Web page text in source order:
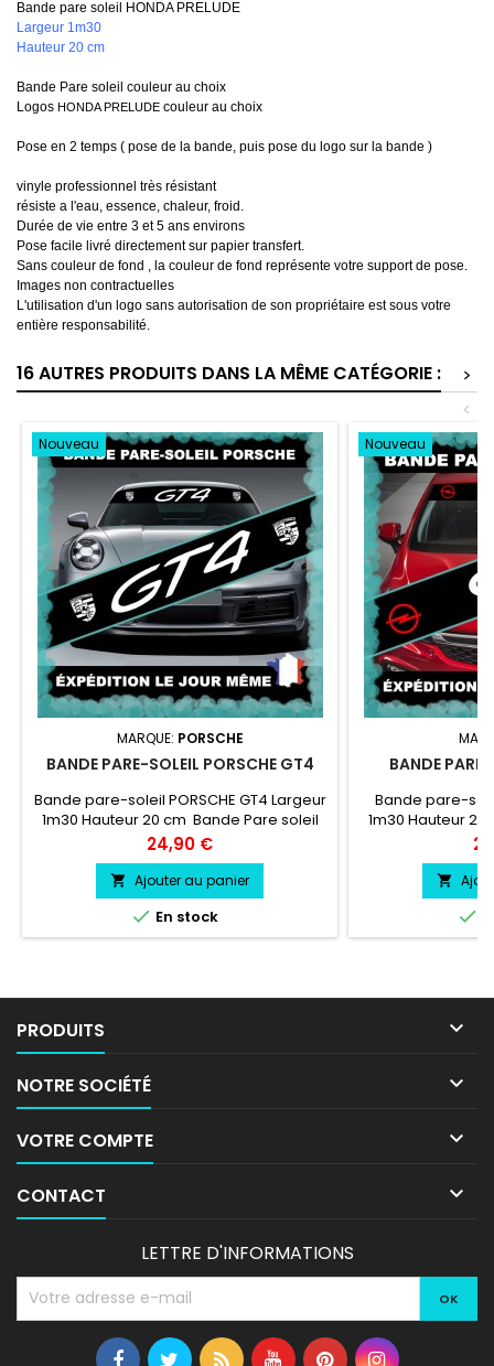
Bande pare soleil HONDA PRELUDE
Largeur 1m30
Hauteur 20 cm
Bande Pare soleil couleur au choix
Logos HONDA PRELUDE couleur au choix
Pose en 2 temps ( pose de la bande, puis pose du logo sur la bande )
vinyle professionnel très résistant
résiste a l'eau, essence, chaleur, froid.
Durée de vie entre 3 et 5 ans environs
Pose facile livré directement sur papier transfert.
Sans couleur de fond , la couleur de fond représente votre support de pose.
Images non contractuelles
L'utilisation d'un logo sans autorisation de son propriétaire est sous votre
entière responsabilité.
16 AUTRES PRODUITS DANS LA MÊME CATÉGORIE :
>
<
Nouveau
MARQUE: PORSCHE
BANDE PARE-SOLEIL PORSCHE GT4
Bande pare-soleil PORSCHE GT4 Largeur
1m30 Hauteur 20 cm Bande Pare soleil
couleur au choix Logo PORSCHE GT4
couleur au choix
Prix
24,90 €
 Ajouter au panier
 En stock
Nouveau
BANDE
Bande pare-
1m30 Hauteur
couleur au choix


PRODUITS 
NOTRE SOCIÉTÉ 
VOTRE COMPTE 
CONTACT 
LETTRE D'INFORMATIONS